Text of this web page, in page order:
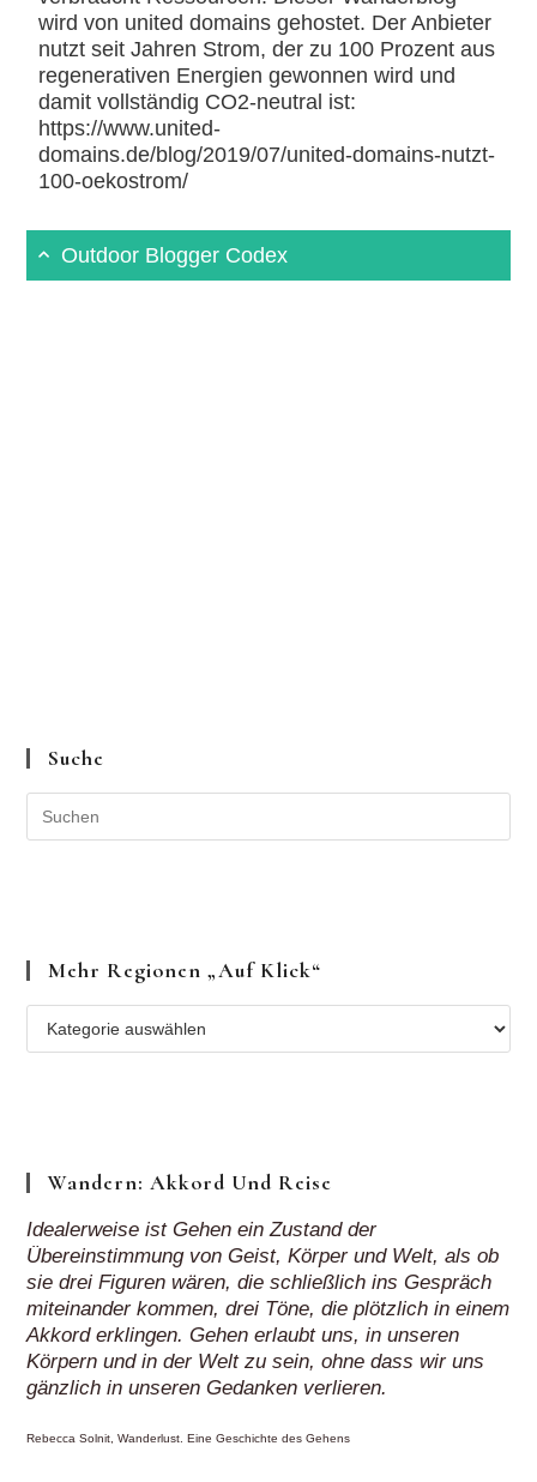
wird von united domains gehostet. Der Anbieter
nutzt seit Jahren Strom, der zu 100 Prozent aus
regenerativen Energien gewonnen wird und
damit vollständig CO2-neutral ist:
https://www.united-
domains.de/blog/2019/07/united-domains-nutzt-
100-oekostrom/
Outdoor Blogger Codex
Suche
Mehr Regionen „auf Klick“
Regionen
Wandern: Akkord Und Reise
Idealerweise ist Gehen ein Zustand der
Übereinstimmung von Geist, Körper und Welt, als ob
sie drei Figuren wären, die schließlich ins Gespräch
miteinander kommen, drei Töne, die plötzlich in einem
Akkord erklingen. Gehen erlaubt uns, in unseren
Körpern und in der Welt zu sein, ohne dass wir uns
gänzlich in unseren Gedanken verlieren.
Rebecca Solnit, Wanderlust. Eine Geschichte des Gehens